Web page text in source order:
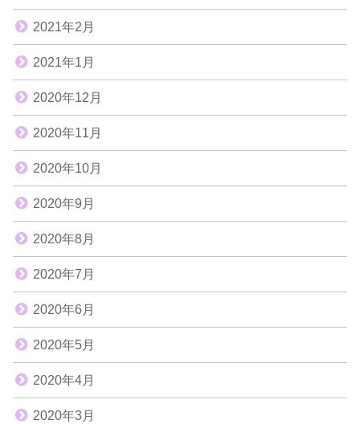
2021年2月
2021年1月
2020年12月
2020年11月
2020年10月
2020年9月
2020年8月
2020年7月
2020年6月
2020年5月
2020年4月
2020年3月